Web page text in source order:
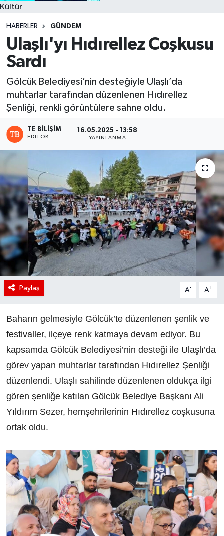
Kültür
HABERLER GÜNDEM
Ulaşlı'yı Hıdırellez Coşkusu
Sardı
Gölcük Belediyesi’nin desteğiyle Ulaşlı’da
muhtarlar tarafından düzenlenen Hıdırellez
Şenliği, renkli görüntülere sahne oldu.
TE BILIŞIM
EDITÖR
16.05.2025 - 13:58
YAYINLANMA
Paylaş A- A+
Baharın gelmesiyle Gölcük’te düzenlenen şenlik ve
festivaller, ilçeye renk katmaya devam ediyor. Bu
kapsamda Gölcük Belediyesi’nin desteği ile Ulaşlı’da
görev yapan muhtarlar tarafından Hıdırellez Şenliği
düzenlendi. Ulaşlı sahilinde düzenlenen oldukça ilgi
gören şenliğe katılan Gölcük Belediye Başkanı Ali
Yıldırım Sezer, hemşehrilerinin Hıdırellez coşkusuna
ortak oldu.